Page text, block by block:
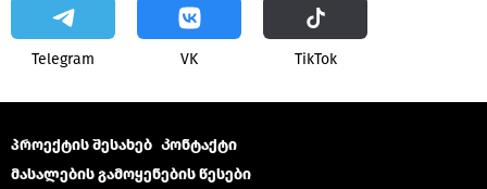
Telegram VK ТikТоk
პროექტის შესახებ Კონტაქტი
მასალების გამოყენების წესები